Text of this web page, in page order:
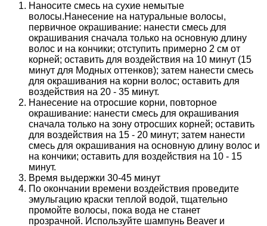
Наносите смесь на сухие немытые
волосы.Нанесение на натуральные волосы,
первичное окрашивание: нанести смесь для
окрашивания сначала только на основную длину
волос и на кончики; отступить примерно 2 см от
корней; оставить для воздействия на 10 минут (15
минут для Модных оттенков); затем нанести смесь
для окрашивания на корни волос; оставить для
воздействия на 20 - 35 минут.
Нанесение на отросшие корни, повторное
окрашивание: нанести смесь для окрашивания
сначала только на зону отросших корней; оставить
для воздействия на 15 - 20 минут; затем нанести
смесь для окрашивания на основную длину волос и
на кончики; оставить для воздействия на 10 - 15
минут.
Время выдержки 30-45 минут
По окончании времени воздействия проведите
эмульгацию краски теплой водой, тщательно
промойте волосы, пока вода не станет
прозрачной. Используйте шампунь Beaver и